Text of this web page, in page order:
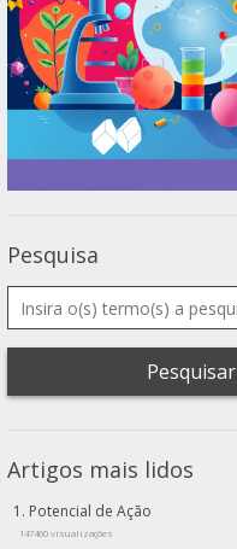
Pesquisa
Pesquisar
Artigos mais lidos
Potencial de Ação
147460 visualizações